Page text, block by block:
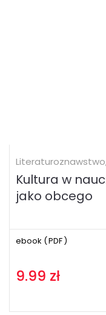
Kultura w
jako obcego
ebook (PDF)
9.99 zł